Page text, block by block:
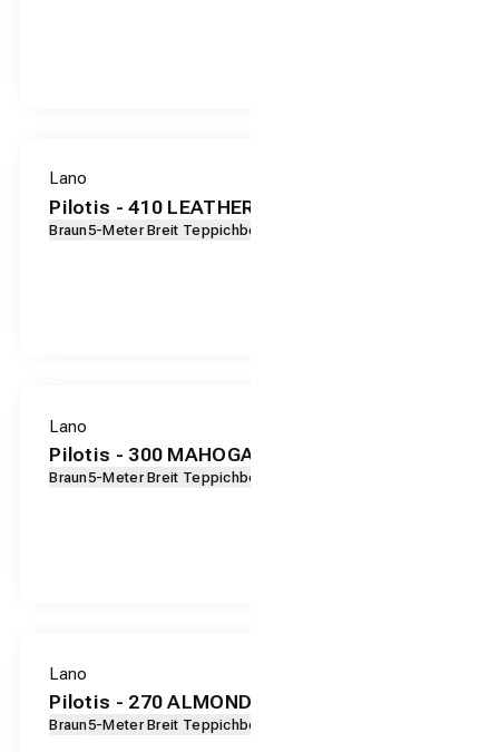
Lano
Pilotis - 410 LEATHER
Braun5-Meter Breit Teppichboden
Lano
Pilotis - 300 MAHOGANY
Braun5-Meter Breit Teppichboden
Lano
Pilotis - 270 ALMOND
Braun5-Meter Breit Teppichboden